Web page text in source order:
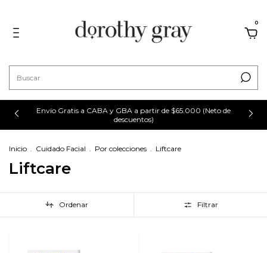
0
Envío Gratis a CABA y GBA a partir de $65.000 (Neto de
descuentos)
Inicio . Cuidado Facial . Por colecciones . Liftcare
Liftcare
Ordenar Filtrar